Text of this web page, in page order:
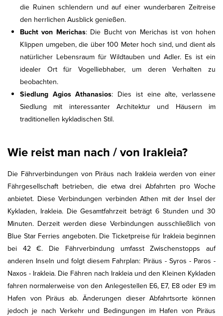
die Ruinen schlendern und auf einer wunderbaren Zeitreise
den herrlichen Ausblick genießen.
Bucht von Merichas: Die Bucht von Merichas ist von hohen
Klippen umgeben, die über 100 Meter hoch sind, und dient als
natürlicher Lebensraum für Wildtauben und Adler. Es ist ein
idealer Ort für Vogelliebhaber, um deren Verhalten zu
beobachten.
Siedlung Agios Athanasios: Dies ist eine alte, verlassene
Siedlung mit interessanter Architektur und Häusern im
traditionellen kykladischen Stil.
Wie reist man nach / von Irakleia?
Die Fährverbindungen von Piräus nach Irakleia werden von einer
Fährgesellschaft betrieben, die etwa drei Abfahrten pro Woche
anbietet. Diese Verbindungen verbinden Athen mit der Insel der
Kykladen, Irakleia. Die Gesamtfahrzeit beträgt 6 Stunden und 30
Minuten. Derzeit werden diese Verbindungen ausschließlich von
Blue Star Ferries angeboten. Die Ticketpreise für Irakleia beginnen
bei 42 €. Die Fährverbindung umfasst Zwischenstopps auf
anderen Inseln und folgt diesem Fahrplan: Piräus - Syros - Paros -
Naxos - Irakleia. Die Fähren nach Irakleia und den Kleinen Kykladen
fahren normalerweise von den Anlegestellen E6, E7, E8 oder E9 im
Hafen von Piräus ab. Änderungen dieser Abfahrtsorte können
jedoch je nach Verkehr und Bedingungen im Hafen von Piräus